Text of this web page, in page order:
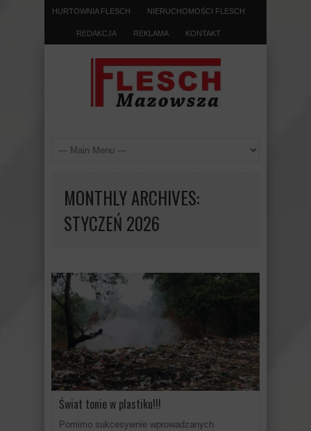
HURTOWNIA FLESCH NIERUCHOMOŚCI FLESCH
REDAKCJA REKLAMA KONTAKT
MONTHLY ARCHIVES:
STYCZEŃ 2026
Świat tonie w plastiku!!!
Pomimo sukcesywnie wprowadzanych